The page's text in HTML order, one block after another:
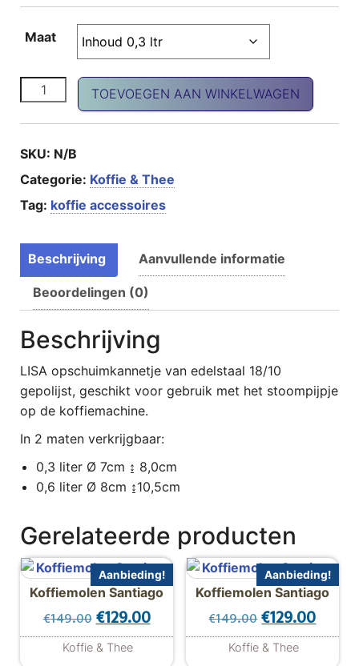
Maat
LISA opschuim kannetje aantal
TOEVOEGEN AAN WINKELWAGEN
SKU: N/B
Categorie: Koffie & Thee
Tag: koffie accessoires
Beschrijving Aanvullende informatie
Beoordelingen (0)
Beschrijving
LISA opschuimkannetje van edelstaal 18/10
gepolijst, geschikt voor gebruik met het stoompijpje
op de koffiemachine.
In 2 maten verkrijgbaar:
0,3 liter Ø 7cm ↨ 8,0cm
0,6 liter Ø 8cm ↨10,5cm
Gerelateerde producten
Aanbieding!
Koffiemolen Santiago
€149.00 Oorspronkelijke prijs was: €149.00.
€129.00Huidige prijs is: €129.00.
Koffie & Thee
Aanbieding!
Koffiemolen Santiago
€149.00 €129.00
Koffie & Thee